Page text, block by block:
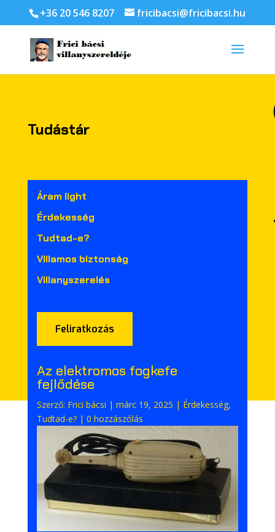
+36 20 546 8207 fricibacsi@fricibacsi.hu
Tudástár
Áram light
Érdekesség
Tudtad-e?
Villamos biztonság
Villanyszerelés
Feliratkozás
Az elektromos fogkefe
fejlődése
Szerző: Frici bácsi | márc 19, 2025 | Érdekesség,
Tudtad-e?| 0 hozzászólás